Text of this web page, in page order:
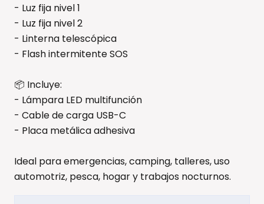
- Luz fija nivel 1
- Luz fija nivel 2
- Linterna telescópica
- Flash intermitente SOS
📦 Incluye:
- Lámpara LED multifunción
- Cable de carga USB-C
- Placa metálica adhesiva
Ideal para emergencias, camping, talleres, uso
automotriz, pesca, hogar y trabajos nocturnos.